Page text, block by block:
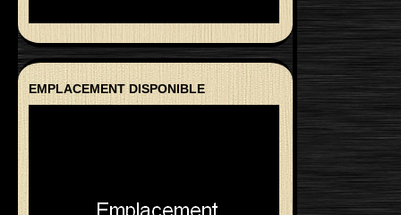
EMPLACEMENT DISPONIBLE